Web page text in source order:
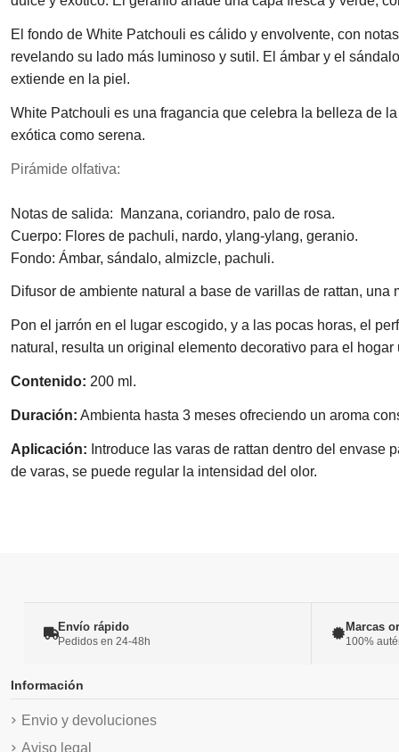
El fondo de White Patchouli es cálido y envolvente, con
revelando su lado más luminoso y sutil. El ámbar y el
extiende en la piel.
White Patchouli es una fragancia que celebra la belleza de
exótica como serena.
Pirámide olfativa:
Notas de salida: Manzana, coriandro, palo de rosa.
Cuerpo: Flores de pachuli, nardo, ylang-ylang, geranio.
Fondo: Ámbar, sándalo, almizcle, pachuli.
Difusor de ambiente natural a base de varillas de rattan,
Pon el jarrón en el lugar escogido, y a las pocas horas, el
natural, resulta un original elemento decorativo para el hogar
Contenido: 200 ml.
Duración: Ambienta hasta 3 meses ofreciendo un aroma
Aplicación: Introduce las varas de rattan dentro del
de varas, se puede regular la intensidad del olor.
Envío rápido
Pedidos en 24-48h
Marcas
100%
Información
Envio y devoluciones
Aviso legal